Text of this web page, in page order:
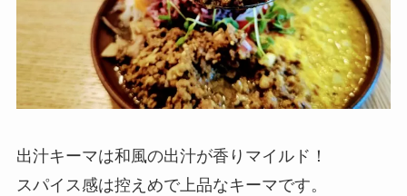
出汁キーマは和風の出汁が香りマイルド！
スパイス感は控えめで上品なキーマです。